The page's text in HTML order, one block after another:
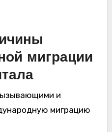
миграции
и
миграцию